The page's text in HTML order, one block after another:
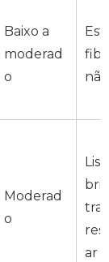
Baixo a
moderad
o
Moderad
o
ar